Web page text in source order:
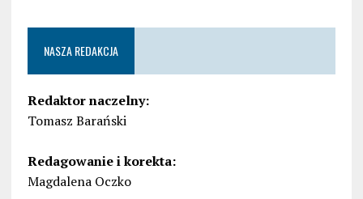
NASZA REDAKCJA
Redaktor naczelny:
Tomasz Barański
Redagowanie i korekta:
Magdalena Oczko